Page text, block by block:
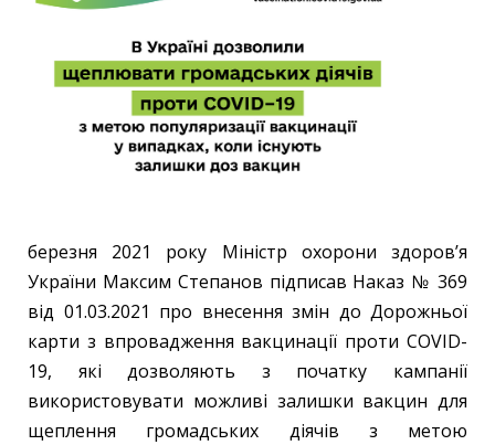
березня 2021 року Міністр охорони здоров’я
України Максим Степанов підписав Наказ № 369
від 01.03.2021 про внесення змін до Дорожньої
карти з впровадження вакцинації проти COVID-
19, які дозволяють з початку кампанії
використовувати можливі залишки вакцин для
щеплення громадських діячів з метою